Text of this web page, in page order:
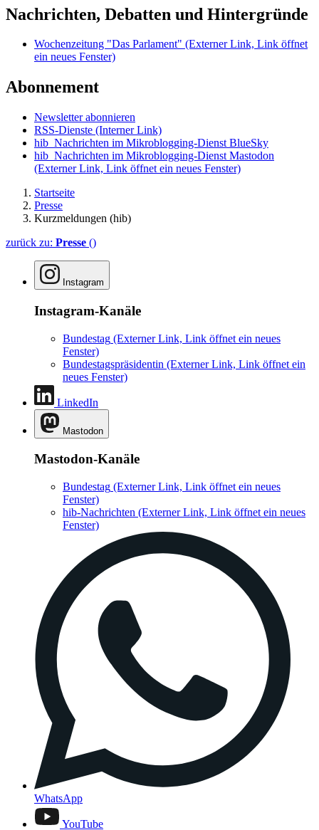
Nachrichten, Debatten und Hintergründe
Wochenzeitung "Das Parlament" (Externer Link, Link öffnet
ein neues Fenster)
Abonnement
Newsletter abonnieren
RSS-Dienste (Interner Link)
hib_Nachrichten im Mikroblogging-Dienst BlueSky
hib_Nachrichten im Mikroblogging-Dienst Mastodon
(Externer Link, Link öffnet ein neues Fenster)
Startseite
Presse
Kurzmeldungen (hib)
zurück zu: Presse ()
Instagram
Instagram-Kanäle
Bundestag (Externer Link, Link öffnet ein neues
Fenster)
Bundestagspräsidentin (Externer Link, Link öffnet ein
neues Fenster)
LinkedIn
Mastodon
Mastodon-Kanäle
Bundestag (Externer Link, Link öffnet ein neues
Fenster)
hib-Nachrichten (Externer Link, Link öffnet ein neues
Fenster)
WhatsApp
YouTube